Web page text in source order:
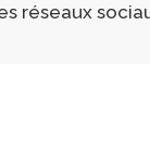
réseaux